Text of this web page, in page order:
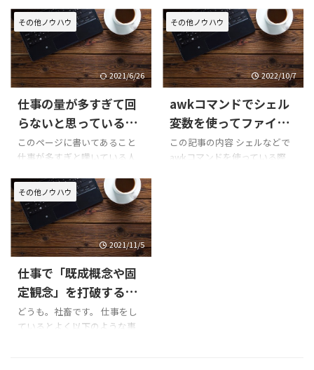
テムに対してネットワークを
切り替えていくと思いますが、
その時の方式について備忘メ
モ。別に何が優れてるとかい
う話はないです。 前提 Webア
プリが3個あるシステム(例とし
て3個なだけで、通常は50とか
100とかある)最終的には3個の
存のものを使う既存アプリは
決 以下のようなシステムがあ
って、システムをリプレースし
ていくようなパターンです。
DNSで名前解決をしています
から ...
これが長い人生で人として成
長できるかどうかの決定的な
ポイントになります。 この記
事に書いてあること 地元に残
った友達との会話がつまらな
い理由 人の成長は「新しい人
間関係から生まれる」という
説 自己を成長させるための行
実家のある神奈川のど田舎に
その他ノウハウ
2021/6/26
仕事の量が多すぎて回
らないと思っている人
にありがちなことと解
決法（２）
このページに書いてあること
仕事が多すぎと嘆いている人
法を３つ。そもそも論として、
仕事が多いことの何が悪いか
というと、ワークライフバラン
スが崩れたり、各仕事の品質が
落ちてしまったりと色々問題を
誘発してしまいますからね。
時間効率化とか生産性アップ
の話ではないです。もっと根源
的な話です。長くなりそうなの
で何回かに分けて以下を書い
その他ノウハウ
2022/10/7
awkコマンドでシェル
変数を使ってファイル
出力する
この記事の内容 シェルなどで
awkコマンドを使っている際
その他ノウハウ
2021/11/5
仕事で「既成概念や固
定観念」を打破する方
法。
どうも。社畜です。 仕事をし
ているとよく以下のような事